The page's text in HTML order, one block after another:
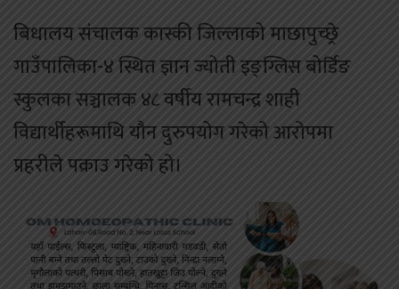
बिधालय संचालक कास्की जिल्लाको माछापुच्छ्रे
गाउँपालिका-४ स्थित ज्ञान ज्योती इङ्ग्लिस बोर्डिङ
स्कुलका सञ्चालक ४८ वर्षीय रामचन्द्र शाही
विद्यार्थीहरूमाथि यौन दुरुपयोग गरेको आरोपमा
प्रहरीले पक्राउ गरेको हो।